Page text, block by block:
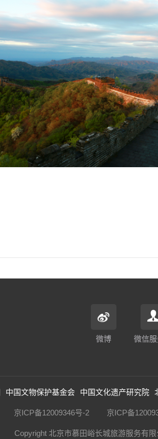
微博 微信
中国文物保护基金会 中国文化遗产研究院
京ICP备12009346号-2 京ICP备
Copyright 北京市慕田峪长城旅游服务有